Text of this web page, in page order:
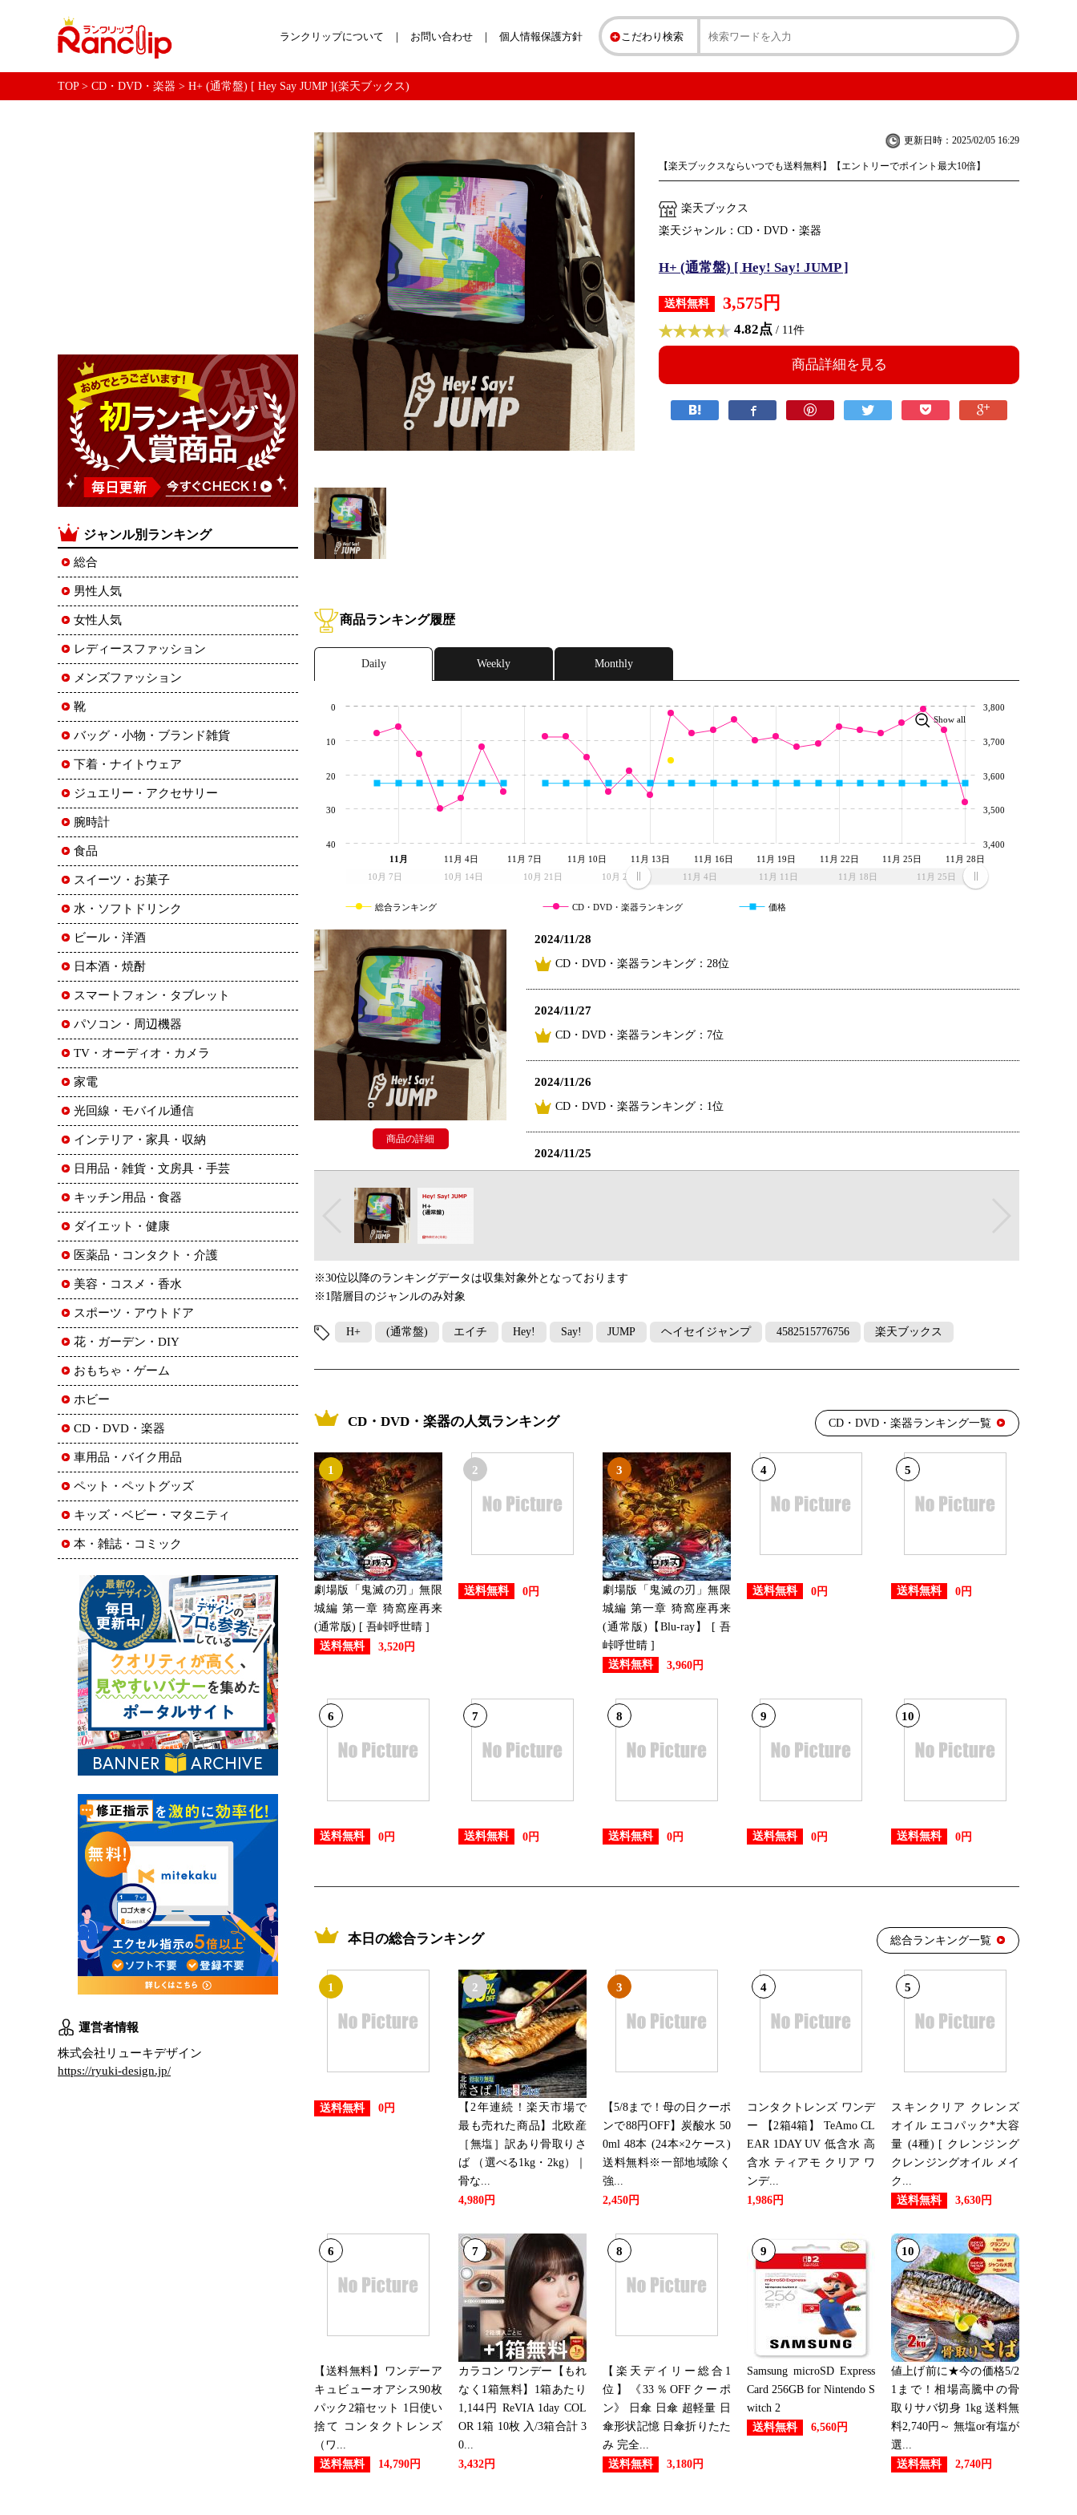
こだわり検索
ランクリップについて お問い合わせ 個人情報保護方針
TOP> CD・DVD・楽器 > H+ (通常盤) [ Hey Say JUMP ](楽天ブックス)
更新日時：2025/02/05 16:29
【楽天ブックスならいつでも送料無料】【エントリーでポイント最大10倍】
楽天ブックス
楽天ジャンル：CD・DVD・楽器
H+ (通常盤) [ Hey! Say! JUMP ]
送料無料 3,575円
4.82点 / 11件
商品詳細を見る
商品ランキング履歴
Daily Weekly Monthly
10月 7日 10月 14日 10月 21日 10月 28日 11月 4日 11月 11日 11月 18日 11月 25日
11月 11月 4日 11月 7日 11月 10日 11月 13日 11月 16日 11月 19日 11月 22日 11月 25日 11月 28日
0
10
20
30
40 3,400
3,500
3,600
3,700
3,800
Show all
総合ランキング CD・DVD・楽器ランキング 価格
2024/11/28
CD・DVD・楽器ランキング：28位
2024/11/27
CD・DVD・楽器ランキング：7位
2024/11/26
CD・DVD・楽器ランキング：1位
2024/11/25
CD・DVD・楽器ランキング：7位
2024/11/22
CD・DVD・楽器ランキング：11位
2024/11/20
CD・DVD・楽器ランキング：12位
CD・DVD・楽器ランキング：9位
CD・DVD・楽器ランキング：4位
2024/11/13
CD・DVD・楽器ランキング：26位
2024/11/12
CD・DVD・楽器ランキング：19位
2024/11/11
CD・DVD・楽器ランキング：25位
CD・DVD・楽器ランキング：15位
2024/11/09
CD・DVD・楽器ランキング：9位
2024/11/08
CD・DVD・楽器ランキング：9位
CD・DVD・楽器ランキング：25位
商品の詳細
※30位以降のランキングデータは収集対象外となっております
※1階層目のジャンルのみ対象
H+ (通常盤) エイチ Hey! Say! JUMP ヘイセイジャンプ 4582515776756 楽天ブックス
CD・DVD・楽器の人気ランキング CD・DVD・楽器ランキング一覧
1
劇場版「鬼滅の刃」無限
城編 第一章 猗窩座再来
(通常版) [ 吾峠呼世晴 ]
送料無料
3,520円
2
送料無料 0円
3
劇場版「鬼滅の刃」無限
城編 第一章 猗窩座再来
(通常版)【Blu-ray】 [ 吾
峠呼世晴 ]
送料無料
3,960円
4
送料無料 0円
5
送料無料 0円
6
送料無料 0円
7
送料無料 0円
8
送料無料 0円
9
送料無料 0円
10
送料無料 0円
本日の総合ランキング 総合ランキング一覧
1
送料無料 0円
2
【2年連続！楽天市場で
最も売れた商品】北欧産
［無塩］訳あり骨取りさ
ば （選べる1kg・2kg）｜
骨な...
4,980円
3
【5/8まで！母の日クーポ
ンで88円OFF】炭酸水 50
0ml 48本 (24本×2ケース)
送料無料※一部地域除く
強...
2,450円
4
コンタクトレンズ ワンデ
ー 【2箱4箱】 TeAmo CL
EAR 1DAY UV 低含水 高
含水 ティアモ クリア ワ
ンデ...
1,986円
5
スキンクリア クレンズ
オイル エコパック*大容
量 (4種) [ クレンジング
クレンジングオイル メイ
ク...
送料無料
3,630円
6
【送料無料】ワンデーア
キュビューオアシス90枚
パック2箱セット 1日使い
捨て コンタクトレンズ
（ワ...
送料無料
14,790円
7
カラコン ワンデー【もれ
なく1箱無料】1箱あたり
1,144円 ReVIA 1day COL
OR 1箱 10枚 入/3箱合計 3
0...
3,432円
8
【楽天デイリー総合1
位】《33％OFFクーポ
ン》 日傘 日傘 超軽量 日
傘形状記憶 日傘折りたた
み 完全...
送料無料
3,180円
9
Samsung microSD Express
Card 256GB for Nintendo S
witch 2
送料無料
6,560円
10
値上げ前に★今の価格5/2
1まで！相場高騰中の骨
取りサバ切身 1kg 送料無
料2,740円～ 無塩or有塩が
選...
送料無料
2,740円
ジャンル別ランキング
総合
男性人気
女性人気
レディースファッション
メンズファッション
靴
バッグ・小物・ブランド雑貨
下着・ナイトウェア
ジュエリー・アクセサリー
腕時計
食品
スイーツ・お菓子
水・ソフトドリンク
ビール・洋酒
日本酒・焼酎
スマートフォン・タブレット
パソコン・周辺機器
TV・オーディオ・カメラ
家電
光回線・モバイル通信
インテリア・家具・収納
日用品・雑貨・文房具・手芸
キッチン用品・食器
ダイエット・健康
医薬品・コンタクト・介護
美容・コスメ・香水
スポーツ・アウトドア
花・ガーデン・DIY
おもちゃ・ゲーム
ホビー
CD・DVD・楽器
車用品・バイク用品
ペット・ペットグッズ
キッズ・ベビー・マタニティ
本・雑誌・コミック
運営者情報
株式会社リューキデザイン
https://ryuki-design.jp/